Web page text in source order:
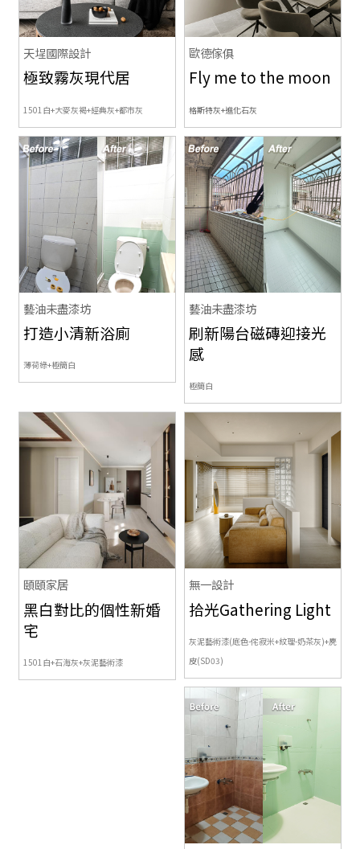
天埕國際設計
極致霧灰現代居
1501白+大麥灰褐+經典灰+都市灰
歐德傢俱
Fly me to the moon
格斯特灰+進化石灰
藝油未盡漆坊
打造小清新浴廁
薄荷綠+極簡白
藝油未盡漆坊
刷新陽台磁磚迎接光
感
極簡白
頤頤家居
黑白對比的個性新婚
宅
1501白+石海灰+灰泥藝術漆
無一設計
拾光Gathering Light
灰泥藝術漆(底色-侘寂米+紋理-奶茶灰)+麂
皮(SD03)